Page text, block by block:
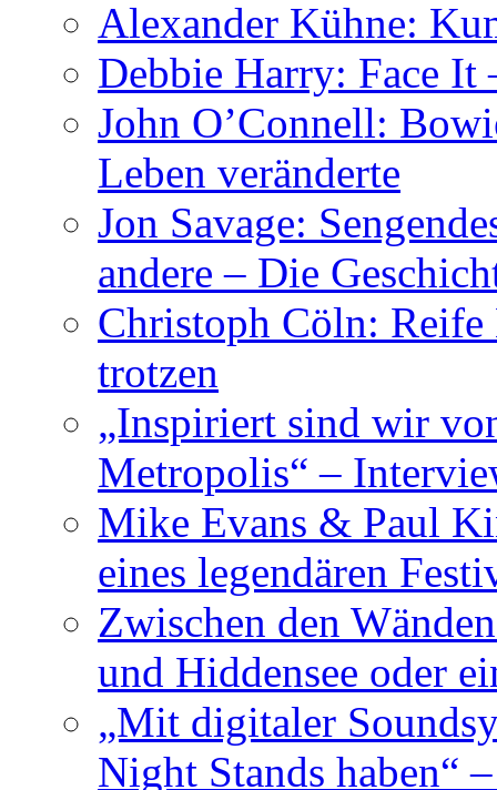
Alexander Kühne:
Debbie Harry: Face
John O’Connell:
Leben veränderte
Jon Savage:
andere – Die
Christoph Cöln:
trotzen
„Inspiriert sind wir
Metropolis“ –
Mike Evans & Paul
eines legendären
Zwischen den
und Hiddensee oder
„Mit digitaler
Night Stands haben“